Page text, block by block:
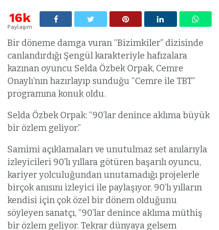
16k
Paylaşım
Bir döneme damga vuran “Bizimkiler” dizisinde
canlandırdığı Şengül karakteriyle hafızalara
kazınan oyuncu Selda Özbek Orpak, Cemre
Onaylı’nın hazırlayıp sunduğu “Cemre ile TBT”
programına konuk oldu.
Selda Özbek Orpak: “90’lar denince aklıma büyük
bir özlem geliyor.”
Samimi açıklamaları ve unutulmaz set anılarıyla
izleyicileri 90’lı yıllara götüren başarılı oyuncu,
kariyer yolculuğundan unutamadığı projelerle
birçok anısını izleyici ile paylaşıyor. 90’lı yılların
kendisi için çok özel bir dönem olduğunu
söyleyen sanatçı, “90’lar denince aklıma müthiş
bir özlem geliyor. Tekrar dünyaya gelsem